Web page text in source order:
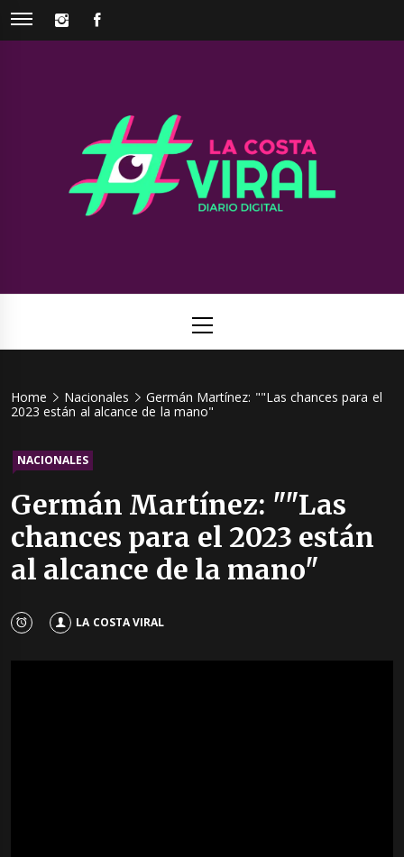
Skip
INSTAGRAM
Viral
Menu
Home Nacionales
Germán Martínez: ""Las chances para el
2023 están al alcance de la mano"
NACIONALES
Germán Martínez: ""Las
chances para el 2023 están
al alcance de la mano"
LA COSTA VIRAL